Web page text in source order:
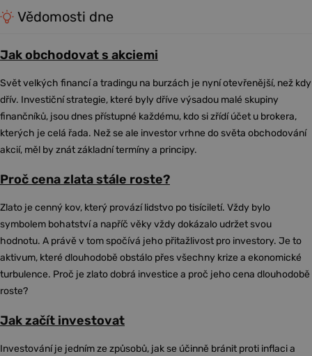
Vědomosti dne
Jak obchodovat s akciemi
Svět velkých financí a tradingu na burzách je nyní otevřenější, než kdy
dřív. Investiční strategie, které byly dříve výsadou malé skupiny
finančníků, jsou dnes přístupné každému, kdo si zřídí účet u brokera,
kterých je celá řada. Než se ale investor vrhne do světa obchodování
akcií, měl by znát základní termíny a principy.
Proč cena zlata stále roste?
Zlato je cenný kov, který provází lidstvo po tisíciletí. Vždy bylo
symbolem bohatství a napříč věky vždy dokázalo udržet svou
hodnotu. A právě v tom spočívá jeho přitažlivost pro investory. Je to
aktivum, které dlouhodobě obstálo přes všechny krize a ekonomické
turbulence. Proč je zlato dobrá investice a proč jeho cena dlouhodobě
roste?
Jak začít investovat
Investování je jedním ze způsobů, jak se účinně bránit proti inflaci a